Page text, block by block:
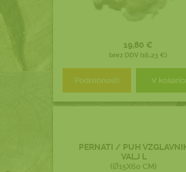
19,80 €
brez DDV (16,23 €)
Podrobnosti V
PERNATI / PUH
VALJ L
(Ø15X60 CM)